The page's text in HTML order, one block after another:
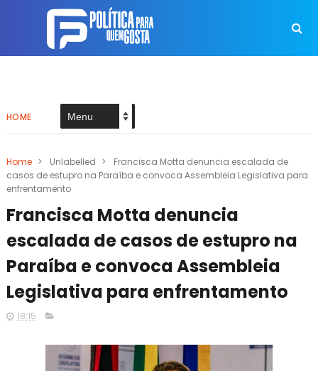
HOME
Home > Unlabelled >
Francisca Motta denuncia escalada de
casos de estupro na Paraíba e convoca Assembleia Legislativa para
enfrentamento
Francisca Motta denuncia
escalada de casos de estupro na
Paraíba e convoca Assembleia
Legislativa para enfrentamento
18:15